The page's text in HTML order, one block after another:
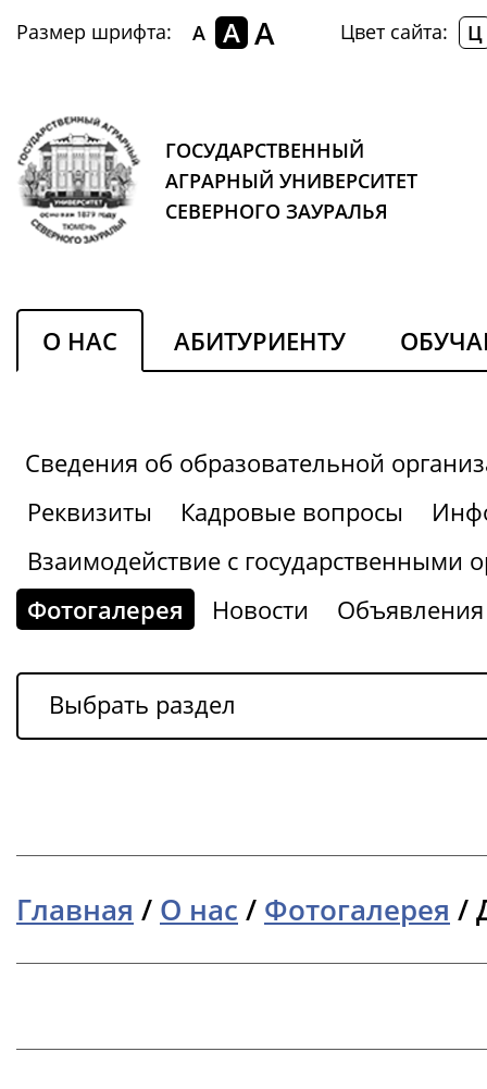
Размер шрифта: A A A Цвет сайта: Ц
ГОСУДАРСТВЕННЫЙ
АГРАРНЫЙ УНИВЕРСИТЕТ
СЕВЕРНОГО ЗАУРАЛЬЯ
О НАС АБИТУРИЕНТУ
Сведения об образовательной
Реквизиты
Кадровые вопросы
Взаимодействие с государственными
Фотогалерея
Новости Объявления
Выбрать раздел
Главная / О нас / Фотогалерея /